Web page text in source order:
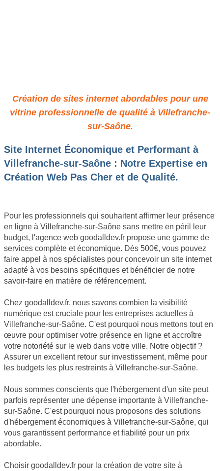
Création de sites internet abordables pour une
vitrine professionnelle de qualité à Villefranche-
sur-Saône.
Site Internet Économique et Performant à
Villefranche-sur-Saône : Notre Expertise en
Création Web Pas Cher et de Qualité.
Pour les professionnels qui souhaitent affirmer leur présence
en ligne à Villefranche-sur-Saône sans mettre en péril leur
budget, l'agence web goodalldev.fr propose une gamme de
services complète et économique. Dès 500€, vous pouvez
faire appel à nos spécialistes pour concevoir un site internet
adapté à vos besoins spécifiques et bénéficier de notre
savoir-faire en matière de référencement.
Chez goodalldev.fr, nous savons combien la visibilité
numérique est cruciale pour les entreprises actuelles à
Villefranche-sur-Saône. C'est pourquoi nous mettons tout en
œuvre pour optimiser votre présence en ligne et accroître
votre notoriété sur le web dans votre ville. Notre objectif ?
Assurer un excellent retour sur investissement, même pour
les budgets les plus restreints à Villefranche-sur-Saône.
Nous sommes conscients que l'hébergement d'un site peut
parfois représenter une dépense importante à Villefranche-
sur-Saône. C'est pourquoi nous proposons des solutions
d'hébergement économiques à Villefranche-sur-Saône, qui
vous garantissent performance et fiabilité pour un prix
abordable.
Choisir goodalldev.fr pour la création de votre site à